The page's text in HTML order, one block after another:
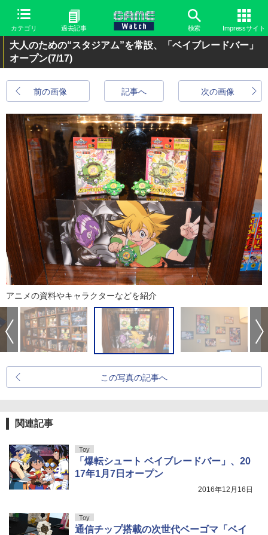
カテゴリ 過去記事 検索 Impressサイト
大人のための“スタジアム”を常設、「ベイブレードバー」
オープン(7/17)
前の画像 次の画像
記事へ
アニメの資料やキャラクターなどを紹介
この写真の記事へ
関連記事
Toy
「爆転シュート ベイブレードバー」、20
17年1月7日オープン
2016年12月16日
Toy
通信チップ搭載の次世代ベーゴマ「ベイ